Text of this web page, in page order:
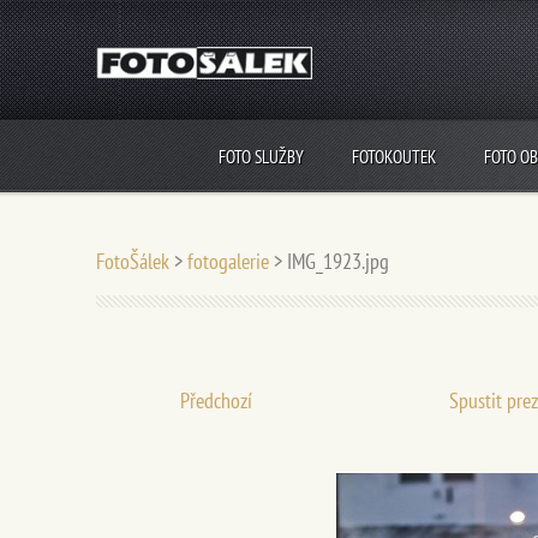
FOTO SLUŽBY FOTOKOUTEK FOTO
FotoŠálek >fotogalerie > IMG_1923.jpg
Předchozí Spustit